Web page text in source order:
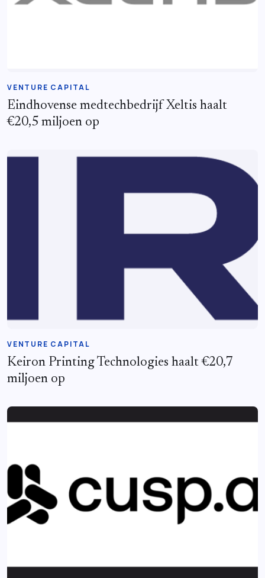
VENTURE CAPITAL
Eindhovense medtechbedrijf Xeltis haalt
€20,5 miljoen op
VENTURE CAPITAL
Keiron Printing Technologies haalt €20,7
miljoen op